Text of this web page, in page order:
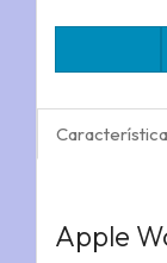
Apple